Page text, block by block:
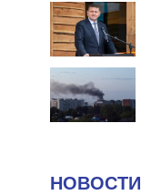
НОВОСТИ